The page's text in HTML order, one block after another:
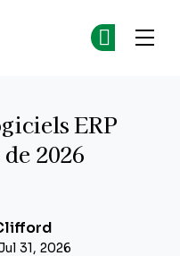
ERP
2026
31, 2026